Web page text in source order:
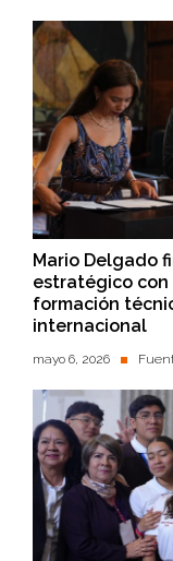
Mario Delgado
estratégico con
formación
internacional
mayo 6, 2026